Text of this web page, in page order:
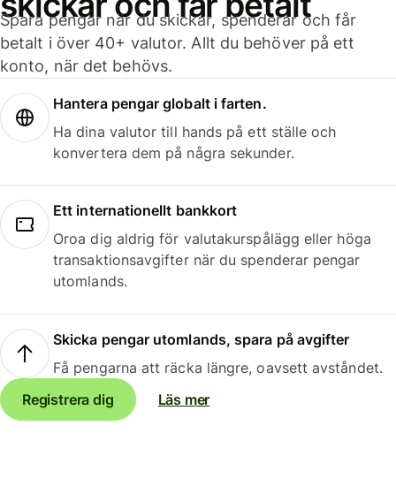
Spara pengar när du skickar, spenderar och får
betalt i över 40+ valutor. Allt du behöver på ett
konto, när det behövs.
Hantera pengar globalt i farten.
Ha dina valutor till hands på ett ställe och
konvertera dem på några sekunder.
Ett internationellt bankkort
Oroa dig aldrig för valutakurspålägg eller höga
transaktionsavgifter när du spenderar pengar
utomlands.
Skicka pengar utomlands, spara på avgifter
Få pengarna att räcka längre, oavsett avståndet.
Registrera dig
Läs mer